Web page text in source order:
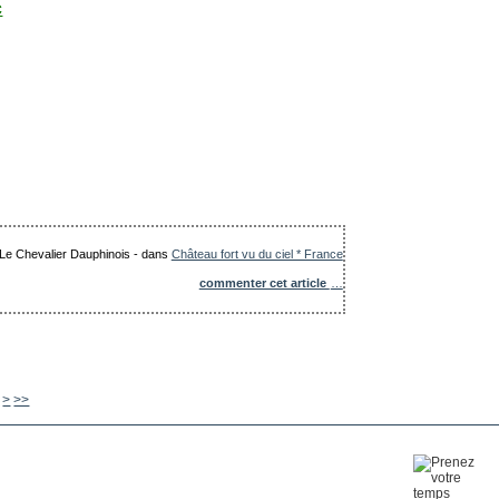
Chevalier Dauphinois -dans Château fort vu du ciel * France
commenter cet article
660
670
680
690
700
800
900
1000
1100
1200
1300
> >>